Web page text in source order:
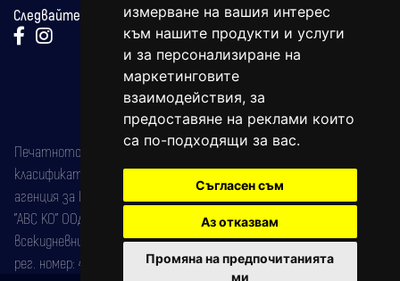
измерване на вашия интерес
към нашите продукти и услуги
и за персонализиране на
маркетинговите
взаимодействия, за
предоставяне на реклами които
са по-подходящи за вас.
Съгласен съм
Аз отказвам
Промяна на предпочитанията
ми
Следвайте ни:
Печатното издание на вестника е регистрирано в националния
класификатор на печатните издания (Българска национална
агенция за ISSN) под номер: ISSN 1312-4722.
"АВС КО" ООД е притежател на марката: Вяра информационен
всекидневник на югозападна България, със свидетелство за марка
рег. номер: 47857/11.05.2004 година.